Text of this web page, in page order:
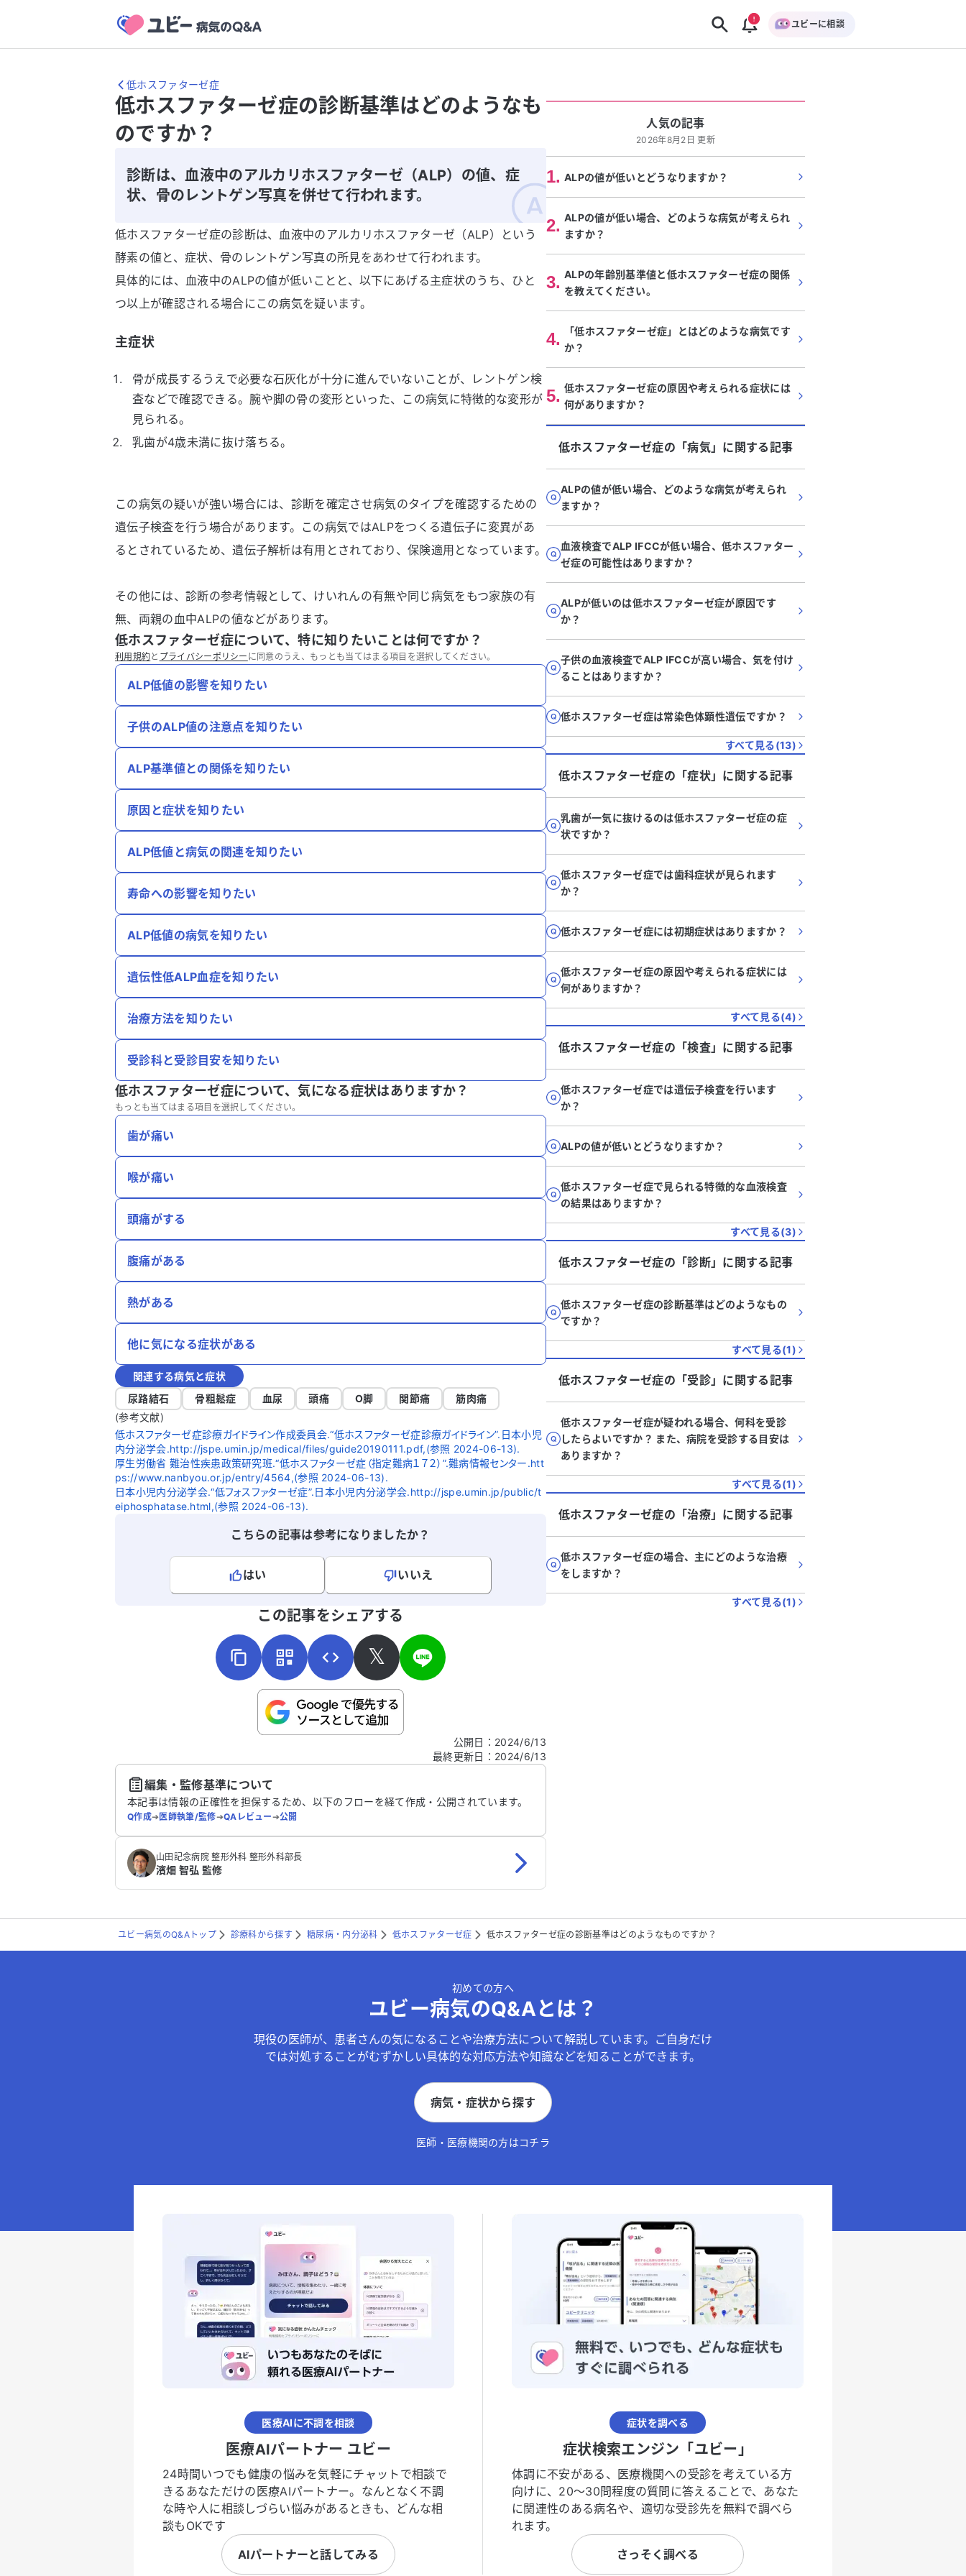
ユビーに相談
低ホスファターゼ症
低ホスファターゼ症の診断基準はどのようなも
のですか？
診断は、血液中のアルカリホスファターゼ（ALP）の値、症
状、骨のレントゲン写真を併せて行われます。
低ホスファターゼ症の診断は、血液中のアルカリホスファターゼ（ALP）という
酵素の値と、症状、骨のレントゲン写真の所見をあわせて行われます。
具体的には、血液中のALPの値が低いことと、以下にあげる主症状のうち、ひと
つ以上が確認される場合にこの病気を疑います。
主症状
骨が成長するうえで必要な石灰化が十分に進んでいないことが、レントゲン検
査などで確認できる。腕や脚の骨の変形といった、この病気に特徴的な変形が
見られる。
乳歯が4歳未満に抜け落ちる。
この病気の疑いが強い場合には、診断を確定させ病気のタイプを確認するための
遺伝子検査を行う場合があります。この病気ではALPをつくる遺伝子に変異があ
るとされているため、遺伝子解析は有用とされており、保険適用となっています。
その他には、診断の参考情報として、けいれんの有無や同じ病気をもつ家族の有
無、両親の血中ALPの値などがあります。
低ホスファターゼ症について、特に知りたいことは何ですか？
利用規約と プライバシーポリシー に同意のうえ、もっとも当てはまる項目を選択してください。
ALP低値の影響を知りたい
子供のALP値の注意点を知りたい
ALP基準値との関係を知りたい
原因と症状を知りたい
ALP低値と病気の関連を知りたい
寿命への影響を知りたい
ALP低値の病気を知りたい
遺伝性低ALP血症を知りたい
治療方法を知りたい
受診科と受診目安を知りたい
低ホスファターゼ症について、気になる症状はありますか？
もっとも当てはまる項目を選択してください。
歯が痛い
喉が痛い
頭痛がする
腹痛がある
熱がある
他に気になる症状がある
関連する病気と症状
尿路結石
骨粗鬆症 血尿 頭痛 O脚 関節痛
筋肉痛
(参考文献)
低ホスファターゼ症診療ガイドライン作成委員会.“低ホスファターゼ症診療ガイドライン”.日本小児
内分泌学会.http://jspe.umin.jp/medical/files/guide20190111.pdf,(参照 2024-06-13).
厚生労働省 難治性疾患政策研究班.“低ホスファターゼ症（指定難病１７２）”.難病情報センター.htt
ps://www.nanbyou.or.jp/entry/4564,(参照 2024-06-13).
日本小児内分泌学会.“低フォスファターゼ症”.日本小児内分泌学会.http://jspe.umin.jp/public/t
eiphosphatase.html,(参照 2024-06-13).
こちらの記事は参考になりましたか？
はい
いいえ
こちらは送信専用のフォームです。氏名やご自身の病気の詳細などの個人情報は入れないでくだ
この記事をシェアする
𝕏
公開日 ： 2024/6/13
最終更新日 ： 2024/6/13
編集・監修基準について
本記事は情報の正確性を担保するため、以下のフローを経て作成・公開されています。
Q作成➔医師執筆/監修➔QAレビュー➔公開
山田記念病院 整形外科 整形外科部長
濱畑 智弘 監修
人気の記事
2026年8月2日 更新
1. ALPの値が低いとどうなりますか？
2. ALPの値が低い場合、どのような病気が考えられ
ますか？
3. ALPの年齢別基準値と低ホスファターゼ症の関係
を教えてください。
4.
「低ホスファターゼ症」とはどのような病気です
か？
5. 低ホスファターゼ症の原因や考えられる症状には
何がありますか？
低ホスファターゼ症の「病気」に関する記事
ALPの値が低い場合、どのような病気が考えられ
ますか？
血液検査でALP IFCCが低い場合、低ホスファター
ゼ症の可能性はありますか？
ALPが低いのは低ホスファターゼ症が原因です
か？
子供の血液検査でALP IFCCが高い場合、気を付け
ることはありますか？
低ホスファターゼ症は常染色体顕性遺伝ですか？
すべて見る(13)
低ホスファターゼ症の「症状」に関する記事
乳歯が一気に抜けるのは低ホスファターゼ症の症
状ですか？
低ホスファターゼ症では歯科症状が見られます
か？
低ホスファターゼ症には初期症状はありますか？
低ホスファターゼ症の原因や考えられる症状には
何がありますか？
すべて見る(4)
低ホスファターゼ症の「検査」に関する記事
低ホスファターゼ症では遺伝子検査を行います
か？
ALPの値が低いとどうなりますか？
低ホスファターゼ症で見られる特徴的な血液検査
の結果はありますか？
すべて見る(3)
低ホスファターゼ症の「診断」に関する記事
低ホスファターゼ症の診断基準はどのようなもの
ですか？
すべて見る(1)
低ホスファターゼ症の「受診」に関する記事
低ホスファターゼ症が疑われる場合、何科を受診
したらよいですか？ また、病院を受診する目安は
ありますか？
すべて見る(1)
低ホスファターゼ症の「治療」に関する記事
低ホスファターゼ症の場合、主にどのような治療
をしますか？
すべて見る(1)
ユビー病気のQ&Aトップ 診療科から探す 糖尿病・内分泌科 低ホスファターゼ症 低ホスファターゼ症の診断基準はどのようなものですか？
初めての方へ
ユビー病気のQ&Aとは？
現役の医師が、患者さんの気になることや治療方法について解説しています。ご自身だけ
では対処することがむずかしい具体的な対応方法や知識などを知ることができます。
病気・症状から探す
医師・医療機関の方はコチラ
医療AIに不調を相談
医療AIパートナー ユビー
24時間いつでも健康の悩みを気軽にチャットで相談で
きるあなただけの医療AIパートナー。なんとなく不調
な時や人に相談しづらい悩みがあるときも、どんな相
談もOKです
AIパートナーと話してみる
症状を調べる
症状検索エンジン「ユビー」
体調に不安がある、医療機関への受診を考えている方
向けに、20〜30問程度の質問に答えることで、あなた
に関連性のある病名や、適切な受診先を無料で調べら
れます。
さっそく調べる